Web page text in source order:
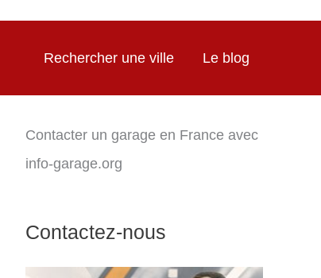
Rechercher une ville Le blog
Contacter un garage en France avec
info-garage.org
Contactez-nous